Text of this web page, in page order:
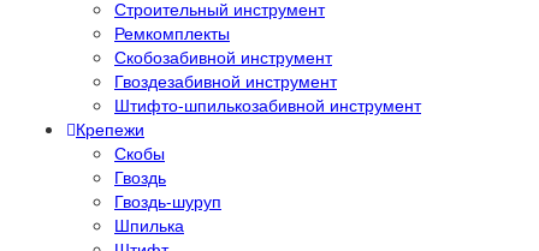
Строительный инструмент
Ремкомплекты
Скобозабивной инструмент
Гвоздезабивной инструмент
Штифто-шпилькозабивной инструмент
Крепежи
Скобы
Гвоздь
Гвоздь-шуруп
Шпилька